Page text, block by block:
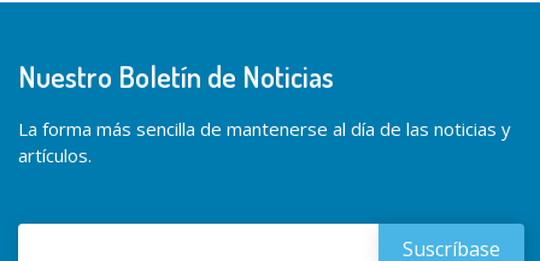
Nuestro Boletín de Noticias
La forma más sencilla de mantenerse al día de las noticias y
artículos.